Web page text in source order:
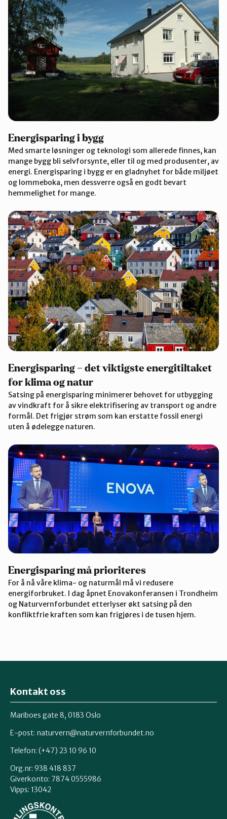
Energisparing i bygg
Med smarte løsninger og teknologi som allerede finnes, kan
mange bygg bli selvforsynte, eller til og med produsenter, av
energi. Energisparing i bygg er en gladnyhet for både miljøet
og lommeboka, men dessverre også en godt bevart
hemmelighet for mange.
Energisparing – det viktigste energitiltaket
for klima og natur
Satsing på energisparing minimerer behovet for utbygging
av vindkraft for å sikre elektrifisering av transport og andre
formål. Det frigjør strøm som kan erstatte fossil energi
uten å ødelegge naturen.
Energisparing må prioriteres
For å nå våre klima- og naturmål må vi redusere
energiforbruket. I dag åpnet Enovakonferansen i Trondheim
og Naturvernforbundet etterlyser økt satsing på den
konfliktfrie kraften som kan frigjøres i de tusen hjem.
Kontakt oss
Mariboes gate 8, 0183 Oslo
E-post: naturvern@naturvernforbundet.no
Telefon: (+47) 23 10 96 10
Org.nr: 938 418 837
Giverkonto: 7874 0555986
Vipps: 13042